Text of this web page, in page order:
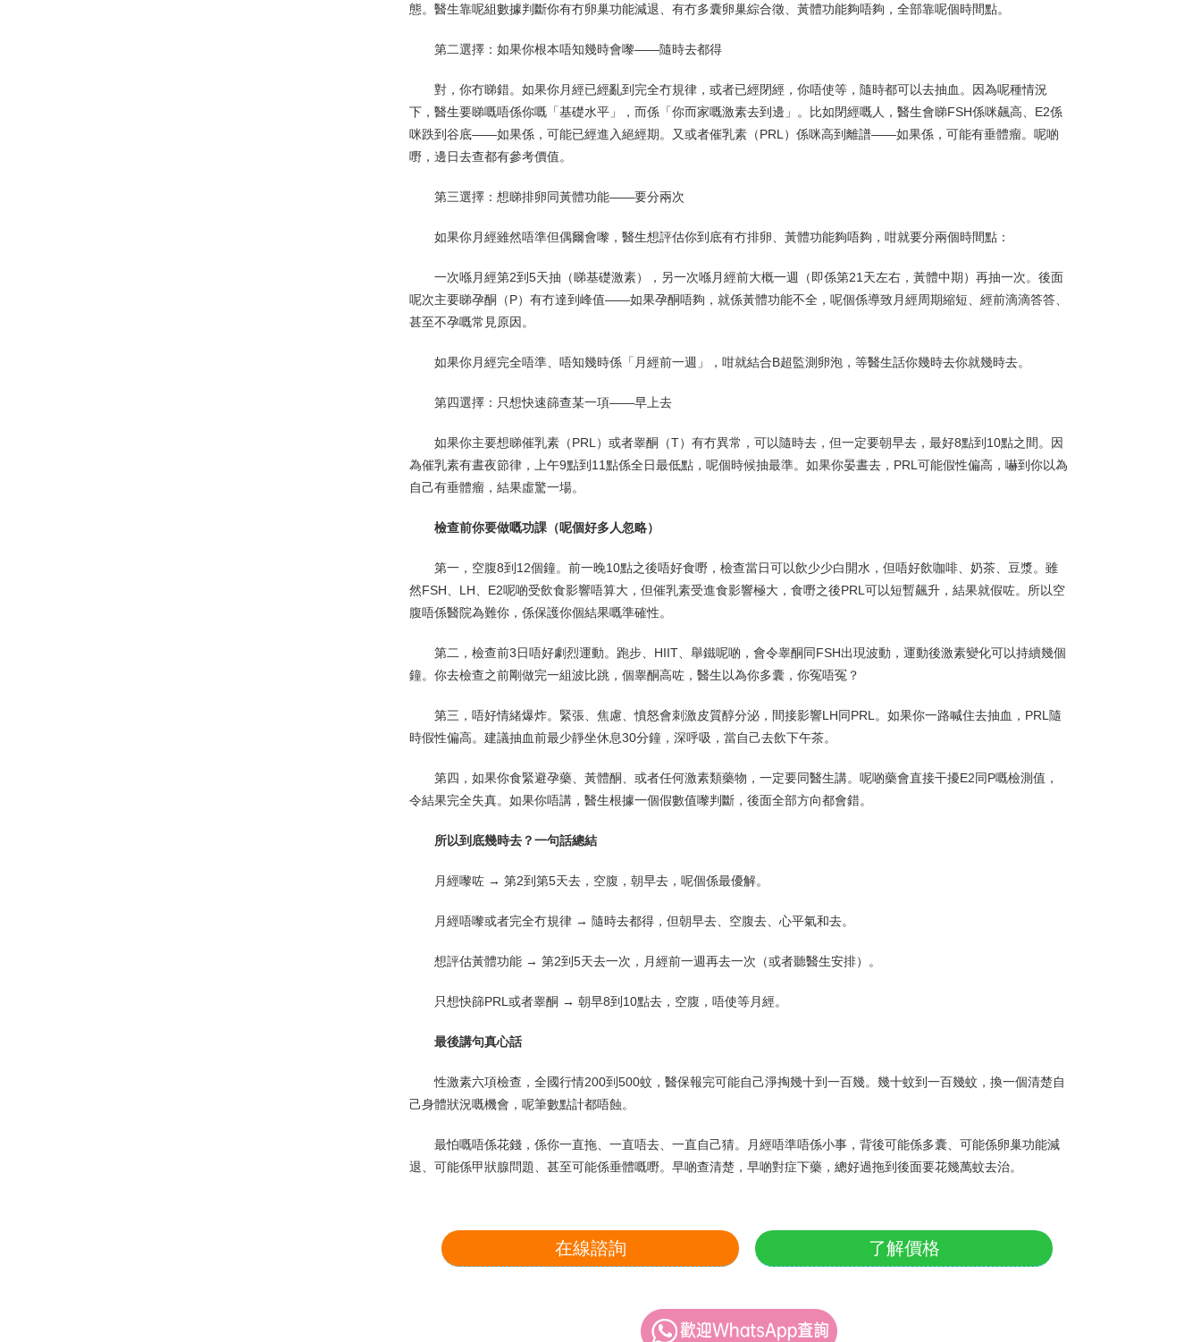
態。醫生靠呢組數據判斷你有冇卵巢功能減退、有冇多囊卵巢綜合徵、黃體功能夠唔夠，全部靠呢個時間點。
第二選擇：如果你根本唔知幾時會嚟——隨時去都得
對，你冇睇錯。如果你月經已經亂到完全冇規律，或者已經閉經，你唔使等，隨時都可以去抽血。因為呢種情況
下，醫生要睇嘅唔係你嘅「基礎水平」，而係「你而家嘅激素去到邊」。比如閉經嘅人，醫生會睇FSH係咪飆高、E2係
咪跌到谷底——如果係，可能已經進入絕經期。又或者催乳素（PRL）係咪高到離譜——如果係，可能有垂體瘤。呢啲
嘢，邊日去查都有參考價值。
第三選擇：想睇排卵同黃體功能——要分兩次
如果你月經雖然唔準但偶爾會嚟，醫生想評估你到底有冇排卵、黃體功能夠唔夠，咁就要分兩個時間點：
一次喺月經第2到5天抽（睇基礎激素），另一次喺月經前大概一週（即係第21天左右，黃體中期）再抽一次。後面
呢次主要睇孕酮（P）有冇達到峰值——如果孕酮唔夠，就係黃體功能不全，呢個係導致月經周期縮短、經前滴滴答答、
甚至不孕嘅常見原因。
如果你月經完全唔準、唔知幾時係「月經前一週」，咁就結合B超監測卵泡，等醫生話你幾時去你就幾時去。
第四選擇：只想快速篩查某一項——早上去
如果你主要想睇催乳素（PRL）或者睾酮（T）有冇異常，可以隨時去，但一定要朝早去，最好8點到10點之間。因
為催乳素有晝夜節律，上午9點到11點係全日最低點，呢個時候抽最準。如果你晏晝去，PRL可能假性偏高，嚇到你以為
自己有垂體瘤，結果虛驚一場。
檢查前你要做嘅功課（呢個好多人忽略）
第一，空腹8到12個鐘。前一晚10點之後唔好食嘢，檢查當日可以飲少少白開水，但唔好飲咖啡、奶茶、豆漿。雖
然FSH、LH、E2呢啲受飲食影響唔算大，但催乳素受進食影響極大，食嘢之後PRL可以短暫飆升，結果就假咗。所以空
腹唔係醫院為難你，係保護你個結果嘅準確性。
第二，檢查前3日唔好劇烈運動。跑步、HIIT、舉鐵呢啲，會令睾酮同FSH出現波動，運動後激素變化可以持續幾個
鐘。你去檢查之前剛做完一組波比跳，個睾酮高咗，醫生以為你多囊，你冤唔冤？
第三，唔好情緒爆炸。緊張、焦慮、憤怒會刺激皮質醇分泌，間接影響LH同PRL。如果你一路喊住去抽血，PRL隨
時假性偏高。建議抽血前最少靜坐休息30分鐘，深呼吸，當自己去飲下午茶。
第四，如果你食緊避孕藥、黃體酮、或者任何激素類藥物，一定要同醫生講。呢啲藥會直接干擾E2同P嘅檢測值，
令結果完全失真。如果你唔講，醫生根據一個假數值嚟判斷，後面全部方向都會錯。
所以到底幾時去？一句話總結
月經嚟咗 → 第2到第5天去，空腹，朝早去，呢個係最優解。
月經唔嚟或者完全冇規律 → 隨時去都得，但朝早去、空腹去、心平氣和去。
想評估黃體功能 → 第2到5天去一次，月經前一週再去一次（或者聽醫生安排）。
只想快篩PRL或者睾酮 → 朝早8到10點去，空腹，唔使等月經。
最後講句真心話
性激素六項檢查，全國行情200到500蚊，醫保報完可能自己淨掏幾十到一百幾。幾十蚊到一百幾蚊，換一個清楚自
己身體狀況嘅機會，呢筆數點計都唔蝕。
最怕嘅唔係花錢，係你一直拖、一直唔去、一直自己猜。月經唔準唔係小事，背後可能係多囊、可能係卵巢功能減
退、可能係甲狀腺問題、甚至可能係垂體嘅嘢。早啲查清楚，早啲對症下藥，總好過拖到後面要花幾萬蚊去治。
在線諮詢 了解價格